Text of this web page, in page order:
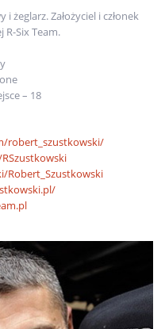
żeglarz. Założyciel i członek
Six Team.
– 18
robert_szustkowski/